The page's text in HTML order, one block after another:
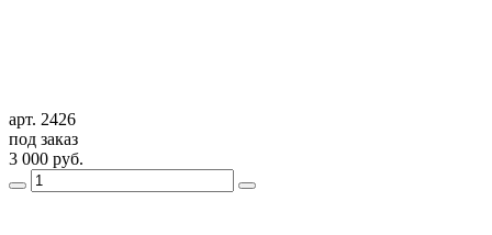
арт. 2426
под заказ
3 000 руб.